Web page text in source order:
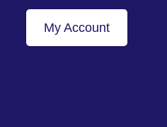
My Account